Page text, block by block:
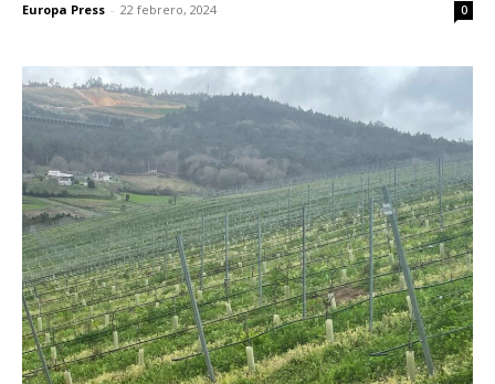
Europa Press - 22 febrero, 2024 0